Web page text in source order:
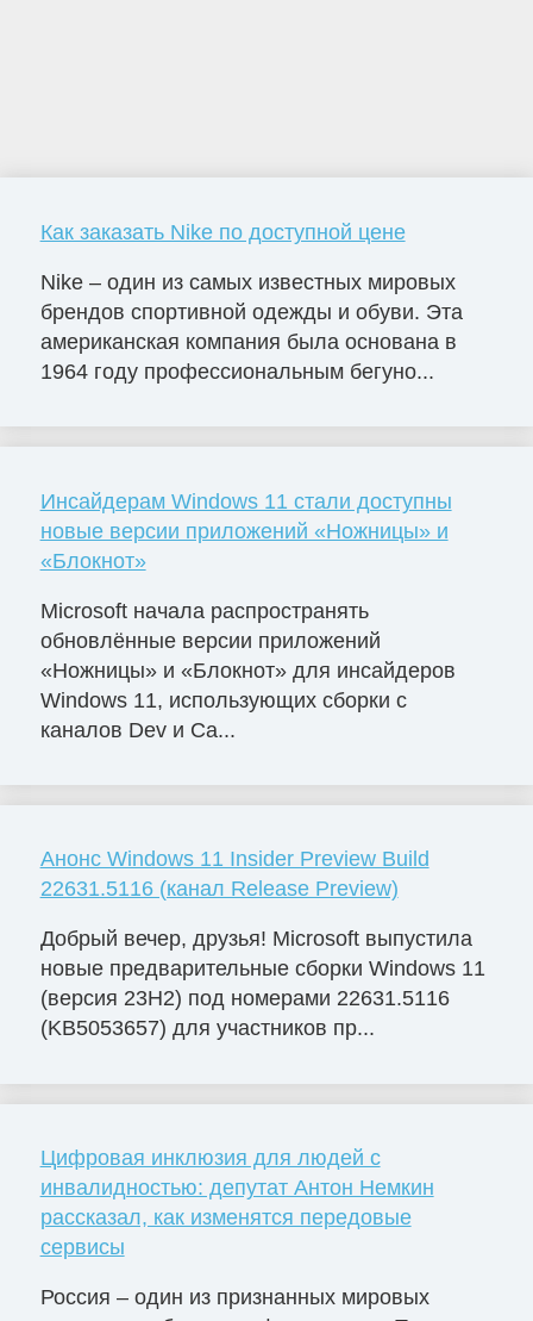
Как заказать Nike по доступной цене
Nike – один из самых известных мировых
брендов спортивной одежды и обуви. Эта
американская компания была основана в
1964 году профессиональным бегуно...
Инсайдерам Windows 11 стали доступны
новые версии приложений «Ножницы» и
«Блокнот»
Microsoft начала распространять
обновлённые версии приложений
«Ножницы» и «Блокнот» для инсайдеров
Windows 11, использующих сборки с
каналов Dev и Ca...
Анонс Windows 11 Insider Preview Build
22631.5116 (канал Release Preview)
Добрый вечер, друзья! Microsoft выпустила
новые предварительные сборки Windows 11
(версия 23H2) под номерами 22631.5116
(KB5053657) для участников пр...
Цифровая инклюзия для людей с
инвалидностью: депутат Антон Немкин
рассказал, как изменятся передовые
сервисы
Россия – один из признанных мировых